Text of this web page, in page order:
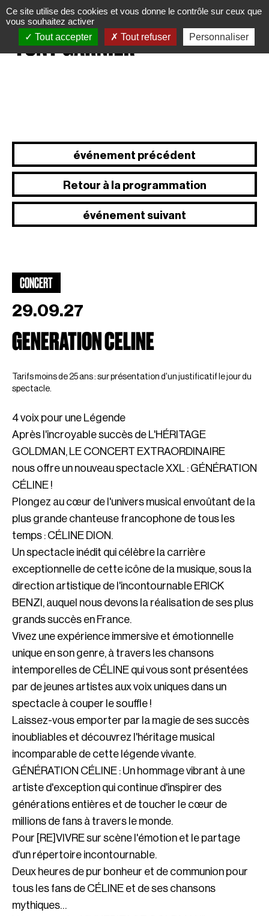
événement précédent
Retour à la programmation
événement suivant
CONCERT
29.09.27
GENERATION CELINE
Tarifs moins de 25 ans : sur présentation d'un justificatif le jour du
spectacle.
4 voix pour une Légende
Après l'incroyable succès de L'HÉRITAGE
GOLDMAN, LE CONCERT EXTRAORDINAIRE
nous offre un nouveau spectacle XXL : GÉNÉRATION
CÉLINE !
Plongez au cœur de l'univers musical envoûtant de la
plus grande chanteuse francophone de tous les
temps : CÉLINE DION.
Un spectacle inédit qui célèbre la carrière
exceptionnelle de cette icône de la musique, sous la
direction artistique de l'incontournable ERICK
BENZI, auquel nous devons la réalisation de ses plus
grands succès en France.
Vivez une expérience immersive et émotionnelle
unique en son genre, à travers les chansons
intemporelles de CÉLINE qui vous sont présentées
par de jeunes artistes aux voix uniques dans un
spectacle à couper le souffle !
Laissez-vous emporter par la magie de ses succès
inoubliables et découvrez l'héritage musical
incomparable de cette légende vivante.
GÉNÉRATION CÉLINE : Un hommage vibrant à une
artiste d'exception qui continue d'inspirer des
générations entières et de toucher le cœur de
millions de fans à travers le monde.
Pour [RE]VIVRE sur scène l'émotion et le partage
d'un répertoire incontournable.
Deux heures de pur bonheur et de communion pour
tous les fans de CÉLINE et de ses chansons
mythiques…
Panneau de gestion des cookies
Ce site utilise des cookies et vous donne le contrôle sur ceux que
vous souhaitez activer
Tout accepter
Tout refuser Personnaliser